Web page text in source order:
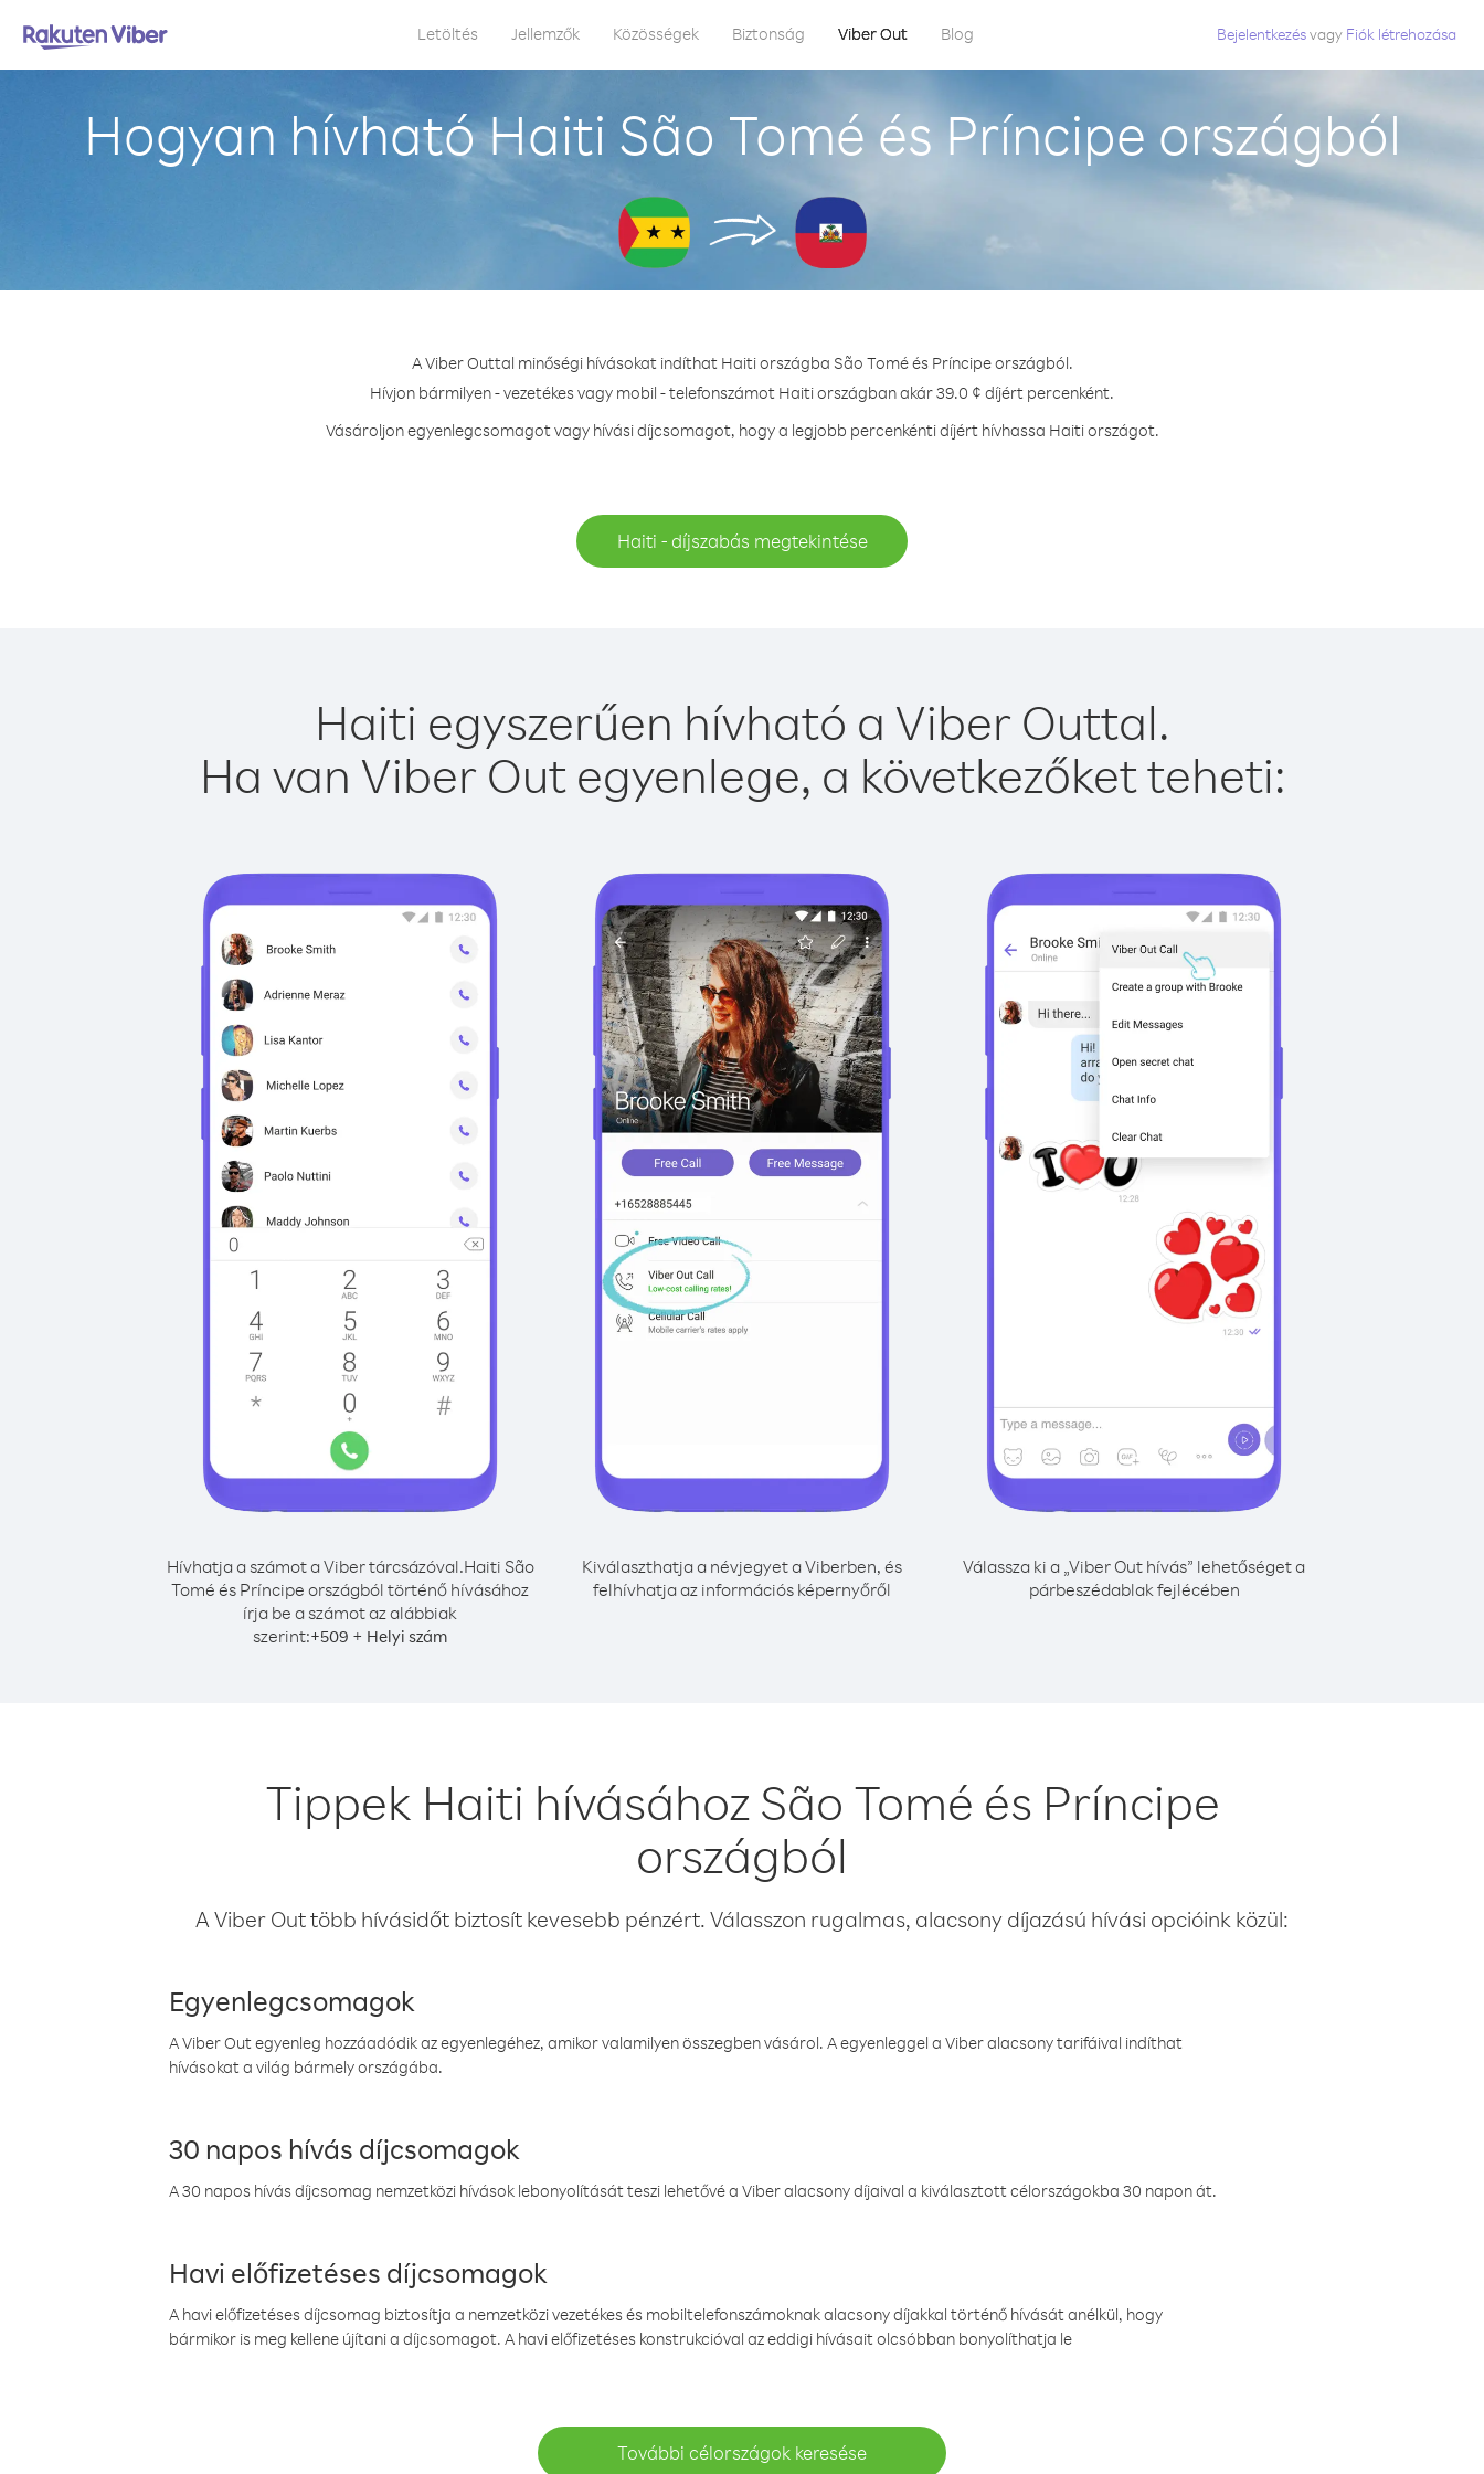
Letöltés Jellemzők Közösségek Biztonság Viber Out Blog Bejelentkezésvagy Fiók létrehozása
Hogyan hívható Haiti São Tomé és Príncipe országból
A Viber Outtal minőségi hívásokat indíthat Haiti országba São Tomé és Príncipe országból.
Hívjon bármilyen - vezetékes vagy mobil - telefonszámot Haiti országban akár 39.0 ¢ díjért percenként.
Vásároljon egyenlegcsomagot vagy hívási díjcsomagot, hogy a legjobb percenkénti díjért hívhassa Haiti országot.
Haiti - díjszabás megtekintése
Haiti egyszerűen hívható a Viber Outtal.
Ha van Viber Out egyenlege, a következőket teheti:
Hívhatja a számot a Viber tárcsázóval.Haiti São
Tomé és Príncipe országból történő hívásához
írja be a számot az alábbiak
szerint:+509 + Helyi szám
Kiválaszthatja a névjegyet a Viberben, és
felhívhatja az információs képernyőről
Válassza ki a „Viber Out hívás” lehetőséget a
párbeszédablak fejlécében
Tippek Haiti hívásához São Tomé és Príncipe
országból
A Viber Out több hívásidőt biztosít kevesebb pénzért. Válasszon rugalmas, alacsony díjazású hívási opcióink közül:
Egyenlegcsomagok
A Viber Out egyenleg hozzáadódik az egyenlegéhez, amikor valamilyen összegben vásárol. A egyenleggel a Viber alacsony tarifáival indíthat
hívásokat a világ bármely országába.
30 napos hívás díjcsomagok
A 30 napos hívás díjcsomag nemzetközi hívások lebonyolítását teszi lehetővé a Viber alacsony díjaival a kiválasztott célországokba 30 napon át.
Havi előfizetéses díjcsomagok
A havi előfizetéses díjcsomag biztosítja a nemzetközi vezetékes és mobiltelefonszámoknak alacsony díjakkal történő hívását anélkül, hogy
bármikor is meg kellene újítani a díjcsomagot. A havi előfizetéses konstrukcióval az eddigi hívásait olcsóbban bonyolíthatja le
További célországok keresése